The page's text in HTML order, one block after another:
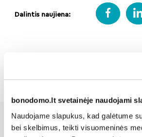
bonodomo.lt svetainėje naudojami
Naudojame slapukus, kad galėtume
bei skelbimus, teikti visuomeninės
Dalintis naujiena: